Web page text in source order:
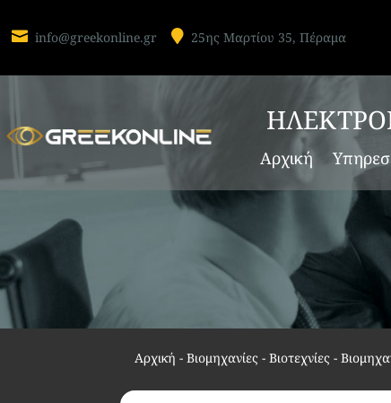
 info@greekonline.gr  25ης Μαρτίου 35, Πέραμα
Αρχική
Αρχική -Βιομηχανίες - Βιοτεχνίες -